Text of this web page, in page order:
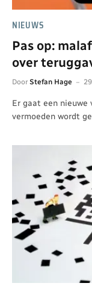
NIEUWS
Pas op:
over
Door Stefan Hage
Er gaat een nieuwe
vermoeden wordt